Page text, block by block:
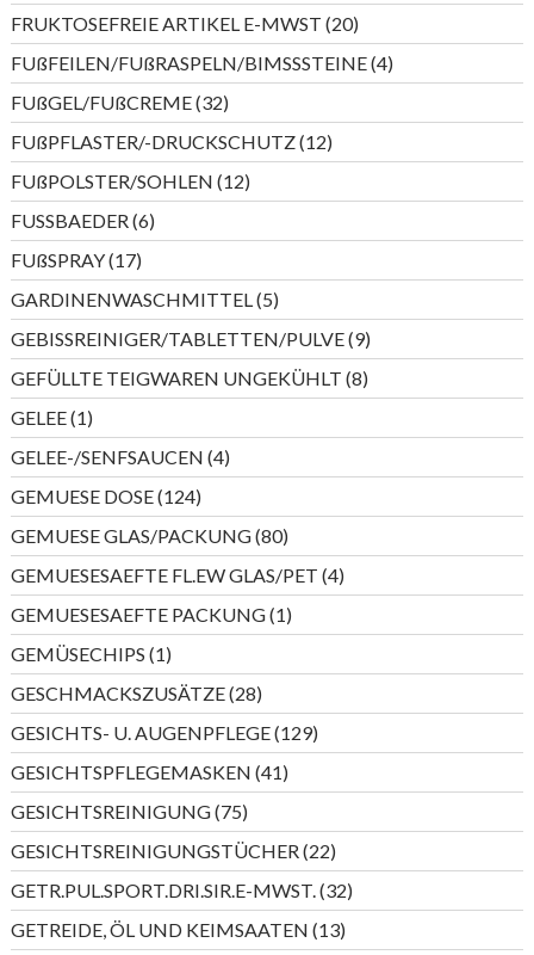
Produkte
FRUKTOSEFREIE ARTIKEL E-MWST 2020
Produkte
FUßFEILEN/FUßRASPELN/BIMSSSTEINE 44
Produkte
FUßGEL/FUßCREME 3232
Produkte
FUßPFLASTER/-DRUCKSCHUTZ 1212
Produkte
FUßPOLSTER/SOHLEN 1212
Produkte
FUSSBAEDER 66
Produkte
FUßSPRAY 1717
Produkte
GARDINENWASCHMITTEL 55
Produkte
GEBISSREINIGER/TABLETTEN/PULVE 99
Produkte
GEFÜLLTE TEIGWAREN UNGEKÜHLT 88
Produkte
GELEE 11
Produkt
GELEE-/SENFSAUCEN 44
Produkte
GEMUESE DOSE 124124
Produkte
GEMUESE GLAS/PACKUNG 8080
Produkte
GEMUESESAEFTE FL.EW GLAS/PET 44
Produkte
GEMUESESAEFTE PACKUNG 11
Produkt
GEMÜSECHIPS 11
Produkt
GESCHMACKSZUSÄTZE 2828
Produkte
GESICHTS- U. AUGENPFLEGE 129129
Produkte
GESICHTSPFLEGEMASKEN 4141
Produkte
GESICHTSREINIGUNG 7575
Produkte
GESICHTSREINIGUNGSTÜCHER 2222
Produkte
GETR.PUL.SPORT.DRI.SIR.E-MWST. 3232
Produkte
GETREIDE, ÖL UND KEIMSAATEN 1313